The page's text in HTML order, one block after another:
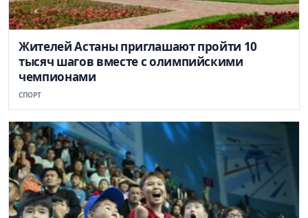
Жителей Астаны приглашают пройти 10
тысяч шагов вместе с олимпийскими
чемпионами
СПОРТ